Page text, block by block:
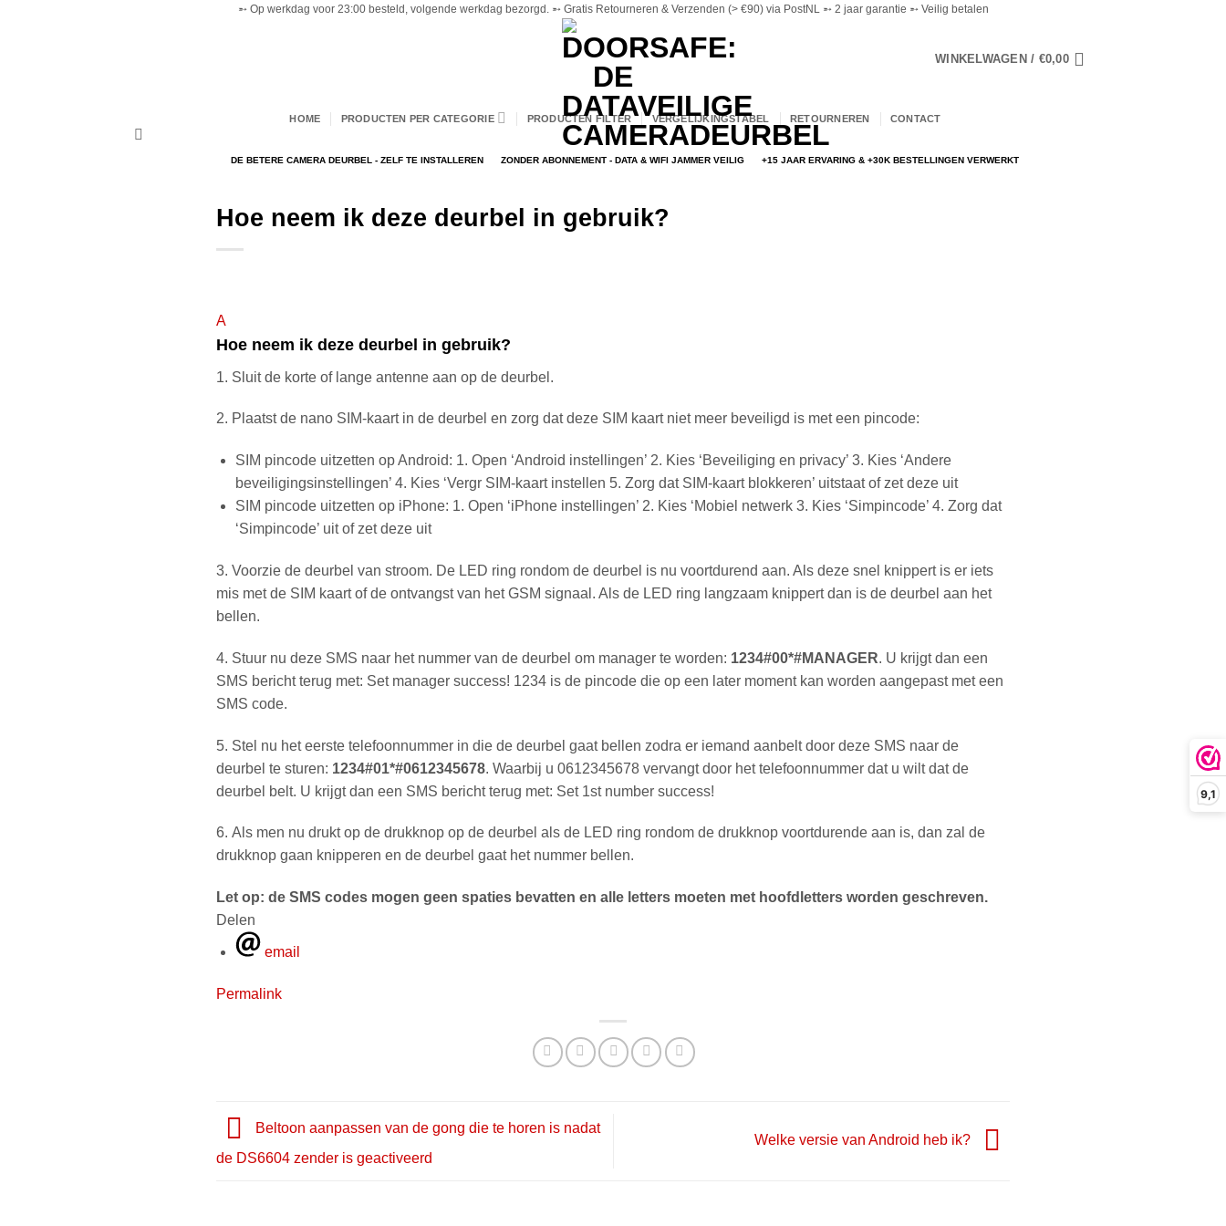
9,1
➵ Op werkdag voor 23:00 besteld, volgende werkdag bezorgd. ➵ Gratis Retourneren & Verzenden (> €90) via PostNL ➵ 2 jaar garantie ➵ Veilig betalen
WINKELWAGEN / €0,00
HOME PRODUCTEN PER CATEGORIE PRODUCTEN FILTER VERGELIJKINGSTABEL RETOURNEREN CONTACT
DE BETERE CAMERA DEURBEL - ZELF TE INSTALLEREN ZONDER ABONNEMENT - DATA & WIFI JAMMER VEILIG +15 JAAR ERVARING & +30K BESTELLINGEN VERWERKT
Hoe neem ik deze deurbel in gebruik?
A
Hoe neem ik deze deurbel in gebruik?
1. Sluit de korte of lange antenne aan op de deurbel.
2. Plaatst de nano SIM-kaart in de deurbel en zorg dat deze SIM kaart niet meer beveiligd is met een pincode:
SIM pincode uitzetten op Android: 1. Open ‘Android instellingen’ 2. Kies ‘Beveiliging en privacy’ 3. Kies ‘Andere
beveiligingsinstellingen’ 4. Kies ‘Vergr SIM-kaart instellen 5. Zorg dat SIM-kaart blokkeren’ uitstaat of zet deze uit
SIM pincode uitzetten op iPhone: 1. Open ‘iPhone instellingen’ 2. Kies ‘Mobiel netwerk 3. Kies ‘Simpincode’ 4. Zorg dat
‘Simpincode’ uit of zet deze uit
3. Voorzie de deurbel van stroom. De LED ring rondom de deurbel is nu voortdurend aan. Als deze snel knippert is er iets
mis met de SIM kaart of de ontvangst van het GSM signaal. Als de LED ring langzaam knippert dan is de deurbel aan het
bellen.
4. Stuur nu deze SMS naar het nummer van de deurbel om manager te worden: 1234#00*#MANAGER. U krijgt dan een
SMS bericht terug met: Set manager success! 1234 is de pincode die op een later moment kan worden aangepast met een
SMS code.
5. Stel nu het eerste telefoonnummer in die de deurbel gaat bellen zodra er iemand aanbelt door deze SMS naar de
deurbel te sturen: 1234#01*#0612345678. Waarbij u 0612345678 vervangt door het telefoonnummer dat u wilt dat de
deurbel belt. U krijgt dan een SMS bericht terug met: Set 1st number success!
6. Als men nu drukt op de drukknop op de deurbel als de LED ring rondom de drukknop voortdurende aan is, dan zal de
drukknop gaan knipperen en de deurbel gaat het nummer bellen.
Let op: de SMS codes mogen geen spaties bevatten en alle letters moeten met hoofdletters worden geschreven.
Delen
email
Permalink
Beltoon aanpassen van de gong die te horen is nadat
de DS6604 zender is geactiveerd
Welke versie van Android heb ik?